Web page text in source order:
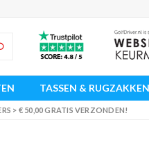
TASSEN & RUGZAKKEN
> € 50,00 GRATIS VERZONDEN!